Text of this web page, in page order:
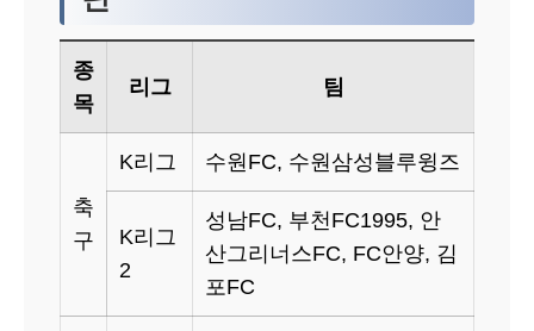
종
목
리그 팀
축
구
K리그 수원FC, 수원삼성블루윙즈
K리그
2
성남FC, 부천FC1995, 안
산그리너스FC, FC안양, 김
포FC